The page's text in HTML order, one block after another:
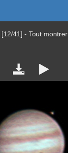
[12/41] - Tout montrer
 